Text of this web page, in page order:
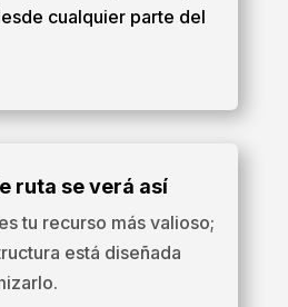
cualquier parte del
ruta se verá así
tu recurso más valioso;
está diseñada